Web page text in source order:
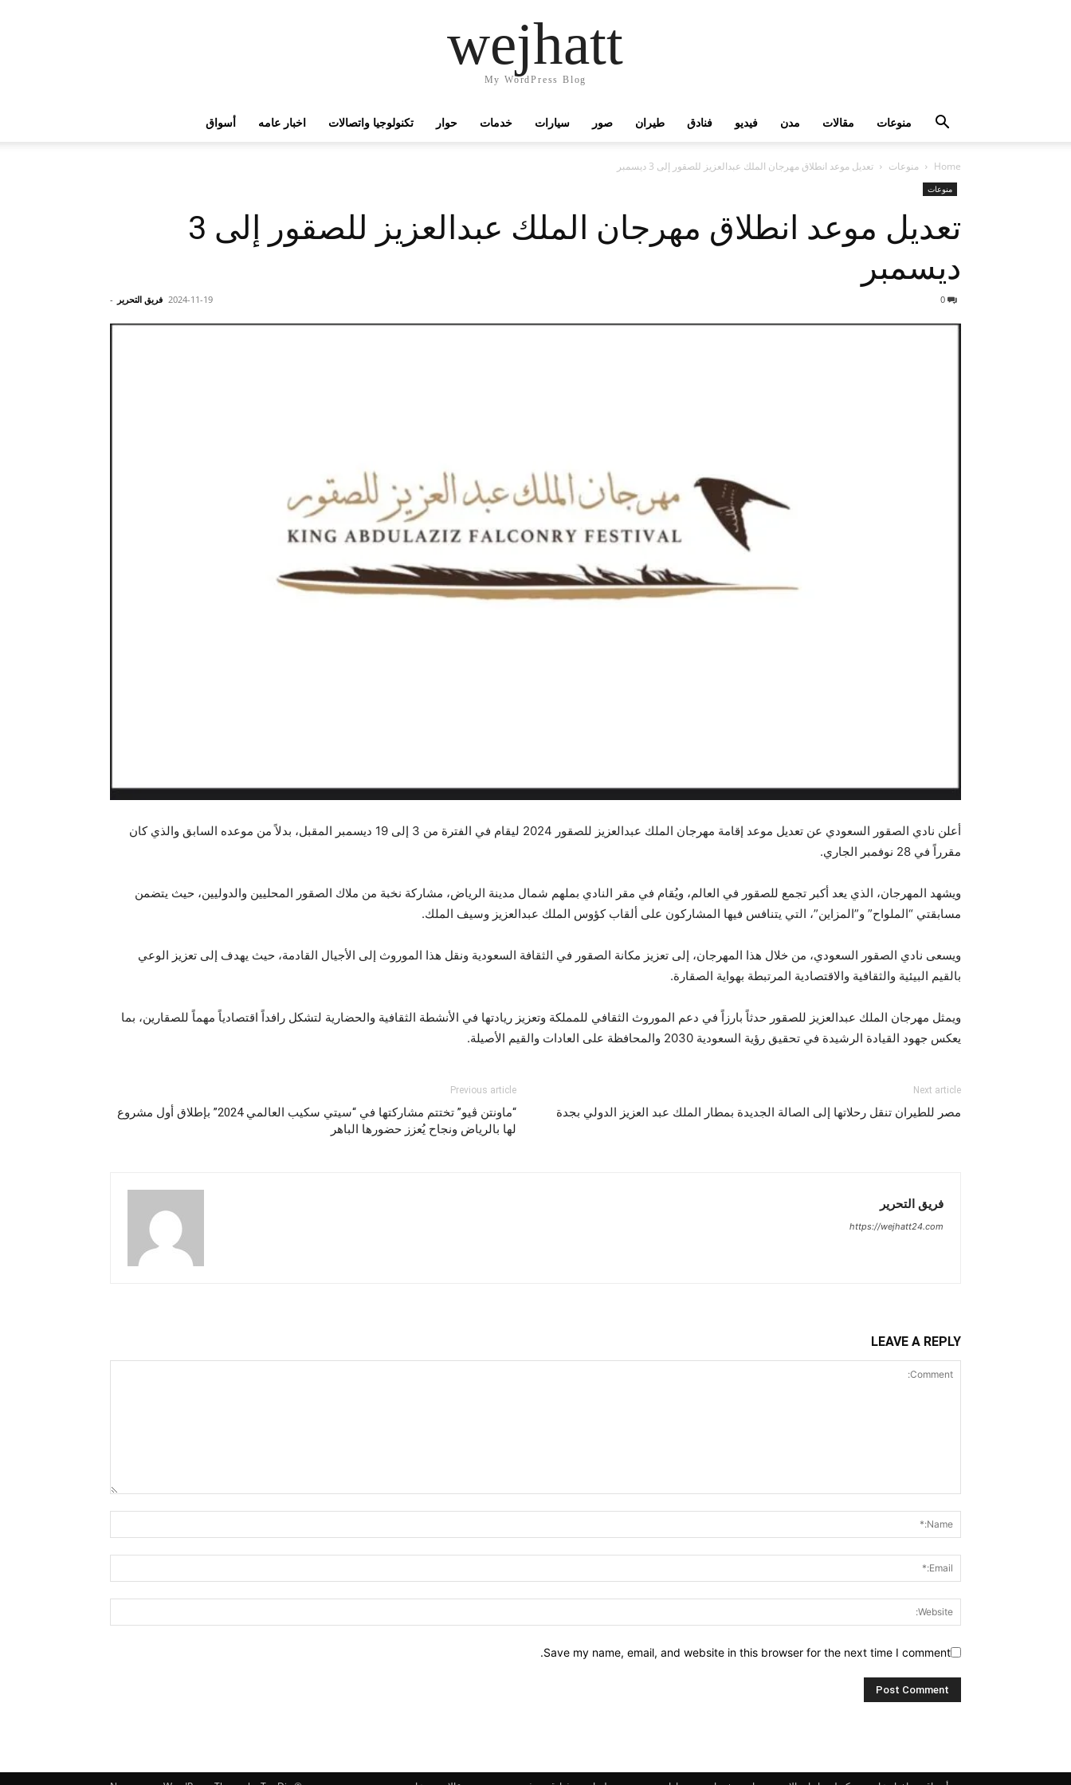
wejhatt
My WordPress Blog
أسواق اخبار عامه تكنولوجيا واتصالات حوار خدمات سيارات صور طيران فنادق فيديو مدن مقالات منوعات
Home منوعات تعديل موعد انطلاق مهرجان الملك عبدالعزيز للصقور إلى 3 ديسمبر
منوعات
تعديل موعد انطلاق مهرجان الملك عبدالعزيز للصقور إلى 3
ديسمبر
فريق التحرير - 2024-11-19
أعلن نادي الصقور السعودي عن تعديل موعد إقامة مهرجان الملك عبدالعزيز للصقور 2024 ليقام في الفترة من 3 إلى 19 ديسمبر المقبل، بدلاً من موعده السابق والذي كان
مقرراً في 28 نوفمبر الجاري.
ويشهد المهرجان، الذي يعد أكبر تجمع للصقور في العالم، ويُقام في مقر النادي بملهم شمال مدينة الرياض، مشاركة نخبة من ملاك الصقور المحليين والدوليين، حيث يتضمن
مسابقتي “الملواح” و”المزاين”، التي يتنافس فيها المشاركون على ألقاب كؤوس الملك عبدالعزيز وسيف الملك.
ويسعى نادي الصقور السعودي، من خلال هذا المهرجان، إلى تعزيز مكانة الصقور في الثقافة السعودية ونقل هذا الموروث إلى الأجيال القادمة، حيث يهدف إلى تعزيز الوعي
بالقيم البيئية والثقافية والاقتصادية المرتبطة بهواية الصقارة.
ويمثل مهرجان الملك عبدالعزيز للصقور حدثاً بارزاً في دعم الموروث الثقافي للمملكة وتعزيز ريادتها في الأنشطة الثقافية والحضارية لتشكل رافداً اقتصادياً مهماً للصقارين، بما
يعكس جهود القيادة الرشيدة في تحقيق رؤية السعودية 2030 والمحافظة على العادات والقيم الأصيلة.
Previous article
“ماونتن ڤيو” تختتم مشاركتها في “سيتي سكيب العالمي 2024” بإطلاق أول مشروع
لها بالرياض ونجاح يُعزز حضورها الباهر
Next article
مصر للطيران تنقل رحلاتها إلى الصالة الجديدة بمطار الملك عبد العزيز الدولي بجدة
فريق التحرير
https://wejhatt24.com
LEAVE A REPLY
Save my name, email, and website in this browser for the next time I comment.